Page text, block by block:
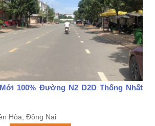
100% Đường N2 D2D Thống Nhất
Hòa, Đồng Nai